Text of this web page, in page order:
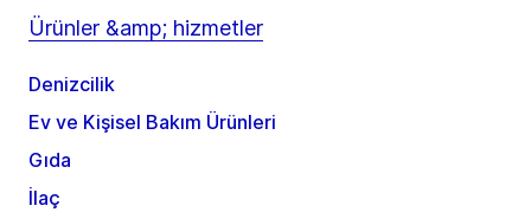
Ürünler &amp; hizmetler
Denizcilik
Ev ve Kişisel Bakım Ürünleri
Gıda
İlaç